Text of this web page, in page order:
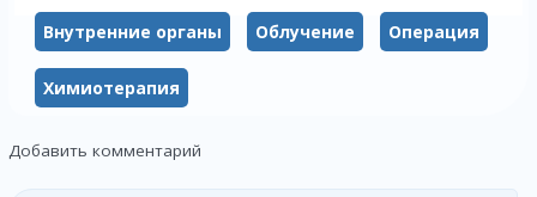
Внутренние органы Облучение Операция
Химиотерапия
Добавить комментарий